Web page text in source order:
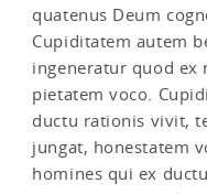
quatenus Deum
Cupiditatem autem
ingeneratur quod ex
pietatem voco.
ductu rationis vivit,
jungat, honestatem
homines qui ex